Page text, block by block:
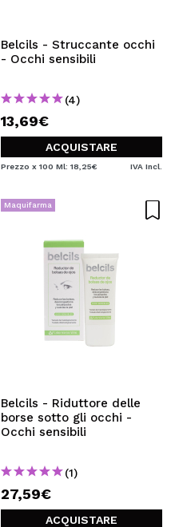
Belcils - Struccante occhi
- Occhi sensibili
(4)
13,69€
ACQUISTARE
Prezzo x 100 Ml: 18,25€ IVA Incl.
Maquifarma
Belcils - Riduttore delle
borse sotto gli occhi -
Occhi sensibili
(1)
27,59€
ACQUISTARE